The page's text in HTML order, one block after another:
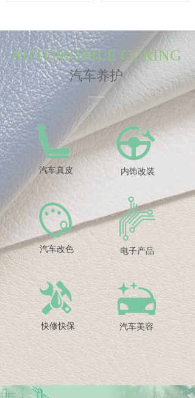
汽车真皮 内饰改装
汽车改色 电子产品
快修快保
AUTOMOBILE CURING
汽车养护
—
汽车美容